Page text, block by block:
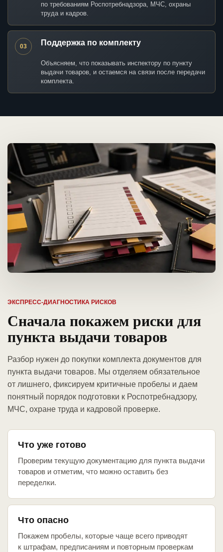
по требованиям Роспотребнадзора, МЧС, охраны
труда и кадров.
03 Поддержка по комплекту
Объясняем, что показывать инспектору по пункту
выдачи товаров, и остаемся на связи после передачи
комплекта.
ЭКСПРЕСС-ДИАГНОСТИКА РИСКОВ
Сначала покажем риски для
пункта выдачи товаров
Разбор нужен до покупки комплекта документов для
пункта выдачи товаров. Мы отделяем обязательное
от лишнего, фиксируем критичные пробелы и даем
понятный порядок подготовки к Роспотребнадзору,
МЧС, охране труда и кадровой проверке.
Что уже готово
Проверим текущую документацию для пункта выдачи
товаров и отметим, что можно оставить без
переделки.
Что опасно
Покажем пробелы, которые чаще всего приводят
к штрафам, предписаниям и повторным проверкам